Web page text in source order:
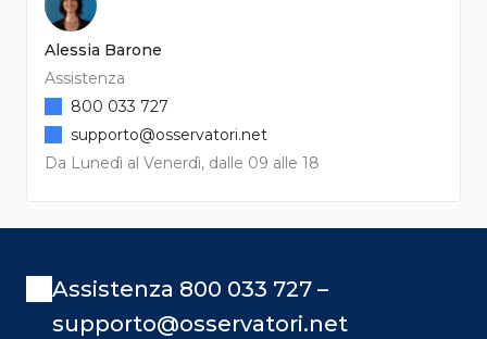
Alessia Barone
Assistenza
Da Lunedì al Venerdì, dalle 09 alle 18
800 033 727
supporto@osservatori.net
Assistenza 800 033 727 –
supporto@osservatori.net